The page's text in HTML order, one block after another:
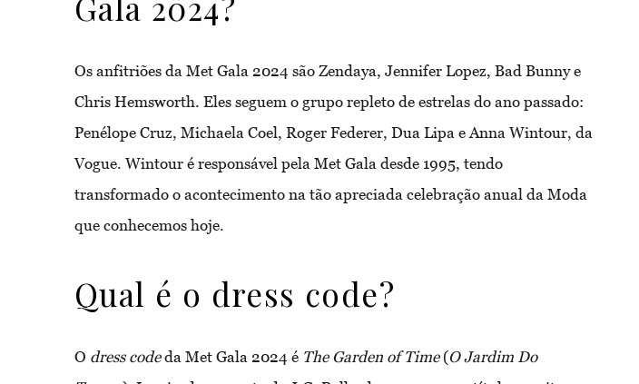
Os anfitriões da Met Gala 2024 são Zendaya, Jennifer Lopez, Bad Bunny e
Chris Hemsworth. Eles seguem o grupo repleto de estrelas do ano passado:
Penélope Cruz, Michaela Coel, Roger Federer, Dua Lipa e Anna Wintour, da
Vogue. Wintour é responsável pela Met Gala desde 1995, tendo
transformado o acontecimento na tão apreciada celebração anual da Moda
que conhecemos hoje.
Qual é o dress code?
O dress codeda Met Gala 2024 é The Garden of Time(O Jardim Do